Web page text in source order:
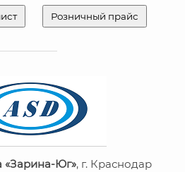
Розничный прайс
«Зарина-Юг», г. Краснодар